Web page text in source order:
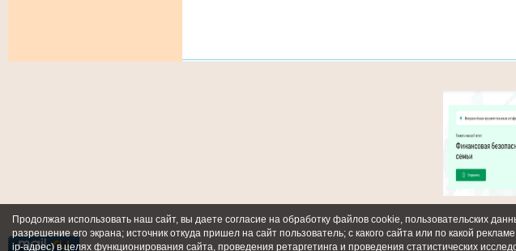
Продолжая использовать наш сайт, вы даете согласие на обработку файлов cookie, пользовательских
разрешение его экрана; источник откуда пришел на сайт пользователь; с какого сайта или по какой
ip-адрес) в целях функционирования сайта, проведения ретаргетинга и проведения статистических